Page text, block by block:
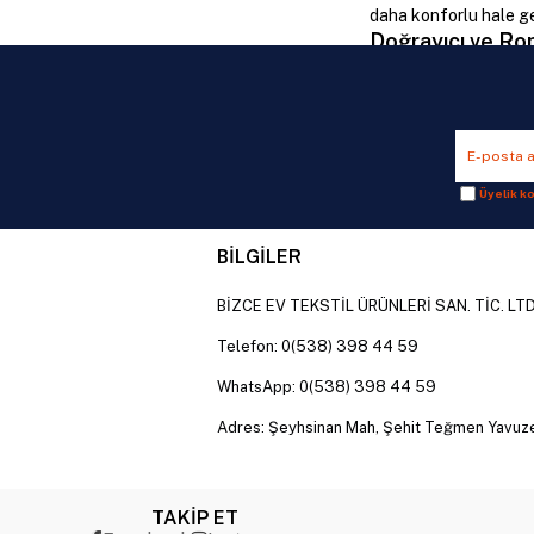
daha konforlu hale
Doğrayıcı ve
Doğrayıcı ve rondo
hazırlıklarından
Soğan, sarımsak,
yoğun yaşam
Farklı motor güçleri,
Kompakt
rahatlıkla
Kalabalık aileler ve
Doğrama işleminin
Üyelik
BİLGİLER
BİZCE EV TEKSTİL ÜRÜNLERİ SAN. TİC.
Telefon: 0(538) 398 44 59
WhatsApp: 0(538) 398 44 59
Adres: Şeyhsinan Mah, Şehit Teğmen
TAKİP ET